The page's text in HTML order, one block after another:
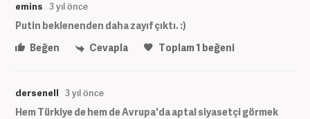
emins 3 yıl önce
Putin beklenenden daha zayıf çıktı. :)
Beğen
Cevapla Toplam1 beğeni
dersenell 3 yıl önce
Hem Türkiye de hem de Avrupa'da aptal siyasetçi görmek